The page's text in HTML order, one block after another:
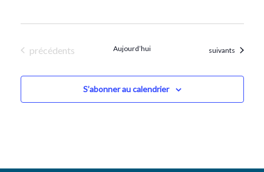
Évènements
précédents Aujourd’hui Évènements
suivants
S’abonner au calendrier